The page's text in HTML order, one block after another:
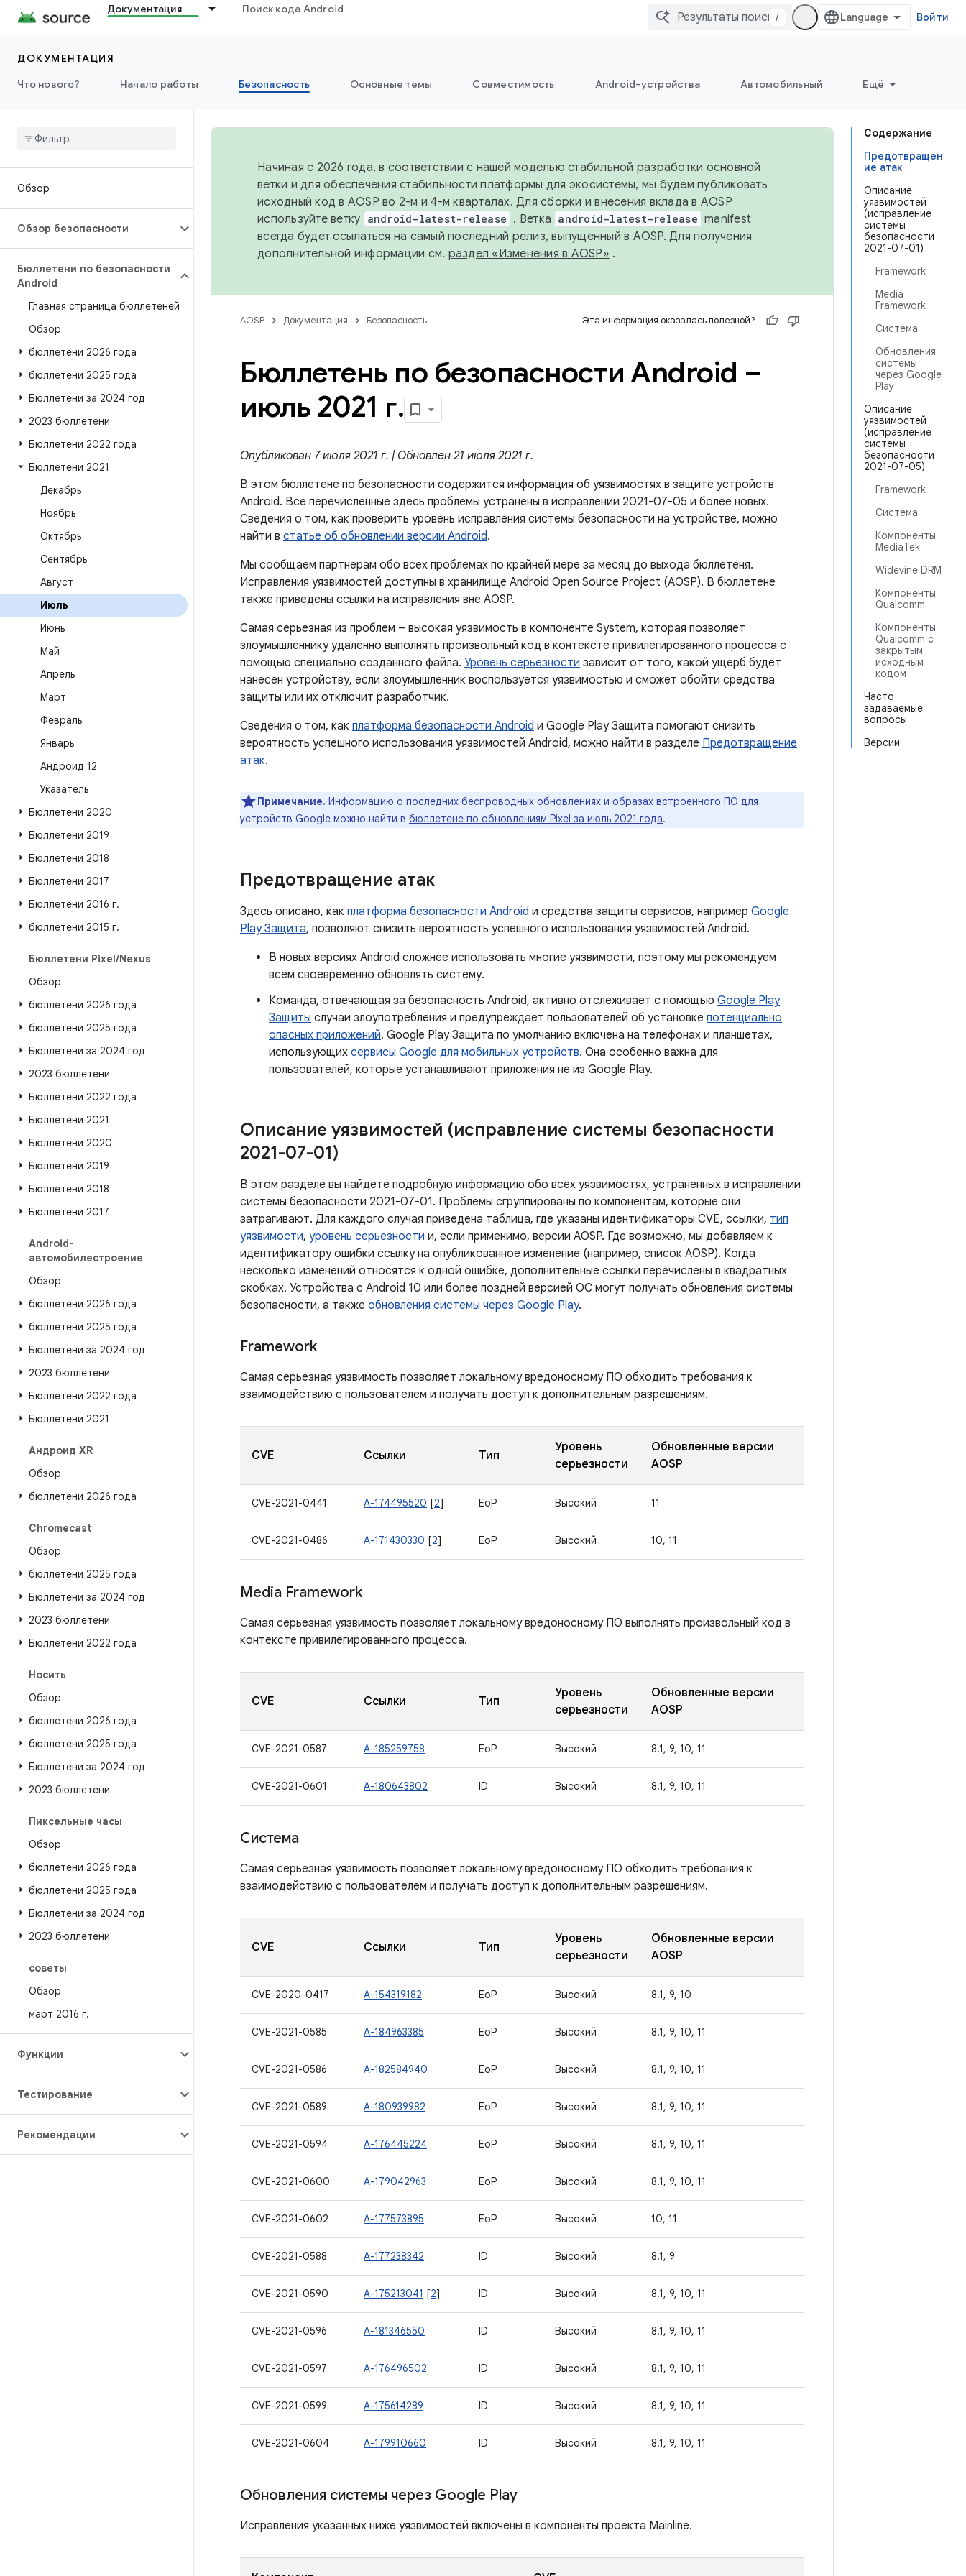
Документация Поиск кода Android
/ Войти
ДОКУМЕНТАЦИЯ
Что нового?
Начало работы Безопасность Основные темы Совместимость Android-устройства Автомобильный Ещё
Обзор
Обзор безопасности
Бюллетени по безопасности
Android
Главная страница бюллетеней
Обзор
бюллетени 2026 года
бюллетени 2025 года
Бюллетени за 2024 год
2023 бюллетени
Бюллетени 2022 года
Бюллетени 2021
Декабрь
Ноябрь
Октябрь
Сентябрь
Август
Июль
Июнь
Май
Апрель
Март
Февраль
Январь
Андроид 12
Указатель
Бюллетени 2020
Бюллетени 2019
Бюллетени 2018
Бюллетени 2017
Бюллетени 2016 г.
бюллетени 2015 г.
Бюллетени Pixel/Nexus
Обзор
бюллетени 2026 года
бюллетени 2025 года
Бюллетени за 2024 год
2023 бюллетени
Бюллетени 2022 года
Бюллетени 2021
Бюллетени 2020
Бюллетени 2019
Бюллетени 2018
Бюллетени 2017
Android-
автомобилестроение
Обзор
бюллетени 2026 года
бюллетени 2025 года
Бюллетени за 2024 год
2023 бюллетени
Бюллетени 2022 года
Бюллетени 2021
Андроид XR
Обзор
бюллетени 2026 года
Chromecast
Обзор
бюллетени 2025 года
Бюллетени за 2024 год
2023 бюллетени
Бюллетени 2022 года
Носить
Обзор
бюллетени 2026 года
бюллетени 2025 года
Бюллетени за 2024 год
2023 бюллетени
Пиксельные часы
Обзор
бюллетени 2026 года
бюллетени 2025 года
Бюллетени за 2024 год
2023 бюллетени
советы
Обзор
март 2016 г.
Функции
Тестирование
Рекомендации
Содержание
Предотвращен
ие атак
Описание
уязвимостей
(исправление
системы
безопасности
2021-07-01)
Framework
Media
Framework
Система
Обновления
системы
через Google
Play
Описание
уязвимостей
(исправление
системы
безопасности
2021-07-05)
Framework
Система
Компоненты
MediaTek
Widevine DRM
Компоненты
Qualcomm
Компоненты
Qualcomm с
закрытым
исходным
кодом
Часто
задаваемые
вопросы
Версии
Начиная с 2026 года, в соответствии с нашей моделью стабильной разработки основной
ветки и для обеспечения стабильности платформы для экосистемы, мы будем публиковать
исходный код в AOSP во 2-м и 4-м кварталах. Для сборки и внесения вклада в AOSP
используйте ветку android-latest-release . Ветка android-latest-release manifest
всегда будет ссылаться на самый последний релиз, выпущенный в AOSP. Для получения
дополнительной информации см. раздел «Изменения в AOSP» .
AOSP Документация Безопасность Эта информация оказалась полезной?
Бюллетень по безопасности Android –
июль 2021 г.
Опубликован 7 июля 2021 г. | Обновлен 21 июля 2021 г.
В этом бюллетене по безопасности содержится информация об уязвимостях в защите устройств
Android. Все перечисленные здесь проблемы устранены в исправлении 2021-07-05 и более новых.
Сведения о том, как проверить уровень исправления системы безопасности на устройстве, можно
найти в статье об обновлении версии Android.
Мы сообщаем партнерам обо всех проблемах по крайней мере за месяц до выхода бюллетеня.
Исправления уязвимостей доступны в хранилище Android Open Source Project (AOSP). В бюллетене
также приведены ссылки на исправления вне AOSP.
Самая серьезная из проблем – высокая уязвимость в компоненте System, которая позволяет
злоумышленнику удаленно выполнять произвольный код в контексте привилегированного процесса с
помощью специально созданного файла. Уровень серьезности зависит от того, какой ущерб будет
нанесен устройству, если злоумышленник воспользуется уязвимостью и сможет обойти средства
защиты или их отключит разработчик.
Сведения о том, как платформа безопасности Android и Google Play Защита помогают снизить
вероятность успешного использования уязвимостей Android, можно найти в разделе Предотвращение
атак.
Примечание. Информацию о последних беспроводных обновлениях и образах встроенного ПО для
устройств Google можно найти в бюллетене по обновлениям Pixel за июль 2021 года.
Предотвращение атак
Здесь описано, как платформа безопасности Android и средства защиты сервисов, например Google
Play Защита, позволяют снизить вероятность успешного использования уязвимостей Android.
В новых версиях Android сложнее использовать многие уязвимости, поэтому мы рекомендуем
всем своевременно обновлять систему.
Команда, отвечающая за безопасность Android, активно отслеживает с помощью Google Play
Защиты случаи злоупотребления и предупреждает пользователей об установке потенциально
опасных приложений. Google Play Защита по умолчанию включена на телефонах и планшетах,
использующих сервисы Google для мобильных устройств. Она особенно важна для
пользователей, которые устанавливают приложения не из Google Play.
Описание уязвимостей (исправление системы безопасности
2021-07-01)
В этом разделе вы найдете подробную информацию обо всех уязвимостях, устраненных в исправлении
системы безопасности 2021-07-01. Проблемы сгруппированы по компонентам, которые они
затрагивают. Для каждого случая приведена таблица, где указаны идентификаторы CVE, ссылки, тип
уязвимости, уровень серьезности и, если применимо, версии AOSP. Где возможно, мы добавляем к
идентификатору ошибки ссылку на опубликованное изменение (например, список AOSP). Когда
несколько изменений относятся к одной ошибке, дополнительные ссылки перечислены в квадратных
скобках. Устройства с Android 10 или более поздней версией ОС могут получать обновления системы
безопасности, а также обновления системы через Google Play.
Framework
Самая серьезная уязвимость позволяет локальному вредоносному ПО обходить требования к
взаимодействию с пользователем и получать доступ к дополнительным разрешениям.
CVE Ссылки Тип
Уровень
серьезности
Обновленные версии
AOSP
CVE-2021-0441 A-174495520 [2] EoP Высокий 11
CVE-2021-0486 A-171430330 [2] EoP Высокий 10, 11
Media Framework
Самая серьезная уязвимость позволяет локальному вредоносному ПО выполнять произвольный код в
контексте привилегированного процесса.
CVE Ссылки Тип
Уровень
серьезности
Обновленные версии
AOSP
CVE-2021-0587 A-185259758 EoP Высокий 8.1, 9, 10, 11
CVE-2021-0601 A-180643802 ID Высокий 8.1, 9, 10, 11
Система
Самая серьезная уязвимость позволяет локальному вредоносному ПО обходить требования к
взаимодействию с пользователем и получать доступ к дополнительным разрешениям.
CVE Ссылки Тип
Уровень
серьезности
Обновленные версии
AOSP
CVE-2020-0417 A-154319182 EoP Высокий 8.1, 9, 10
CVE-2021-0585 A-184963385 EoP Высокий 8.1, 9, 10, 11
CVE-2021-0586 A-182584940 EoP Высокий 8.1, 9, 10, 11
CVE-2021-0589 A-180939982 EoP Высокий 8.1, 9, 10, 11
CVE-2021-0594 A-176445224 EoP Высокий 8.1, 9, 10, 11
CVE-2021-0600 A-179042963 EoP Высокий 8.1, 9, 10, 11
CVE-2021-0602 A-177573895 EoP Высокий 10, 11
CVE-2021-0588 A-177238342 ID Высокий 8.1, 9
CVE-2021-0590 A-175213041 [2] ID Высокий 8.1, 9, 10, 11
CVE-2021-0596 A-181346550 ID Высокий 8.1, 9, 10, 11
CVE-2021-0597 A-176496502 ID Высокий 8.1, 9, 10, 11
CVE-2021-0599 A-175614289 ID Высокий 8.1, 9, 10, 11
CVE-2021-0604 A-179910660 ID Высокий 8.1, 9, 10, 11
Обновления системы через Google Play
Исправления указанных ниже уязвимостей включены в компоненты проекта Mainline.